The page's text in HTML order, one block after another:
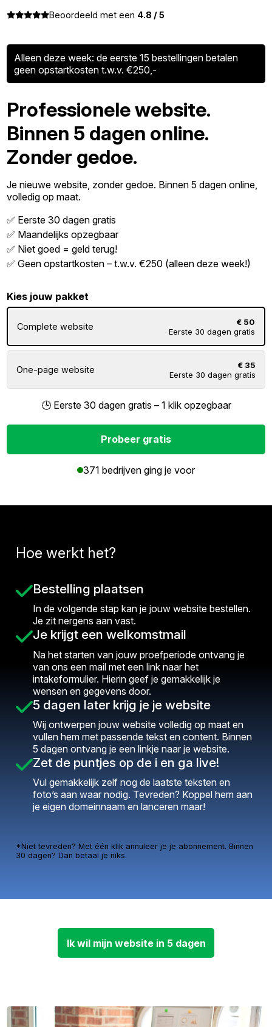
Beoordeeld met een 4.8 / 5
Alleen deze week: de eerste 15 bestellingen betalen
geen opstartkosten t.w.v. €250,-
Professionele website.
Binnen 5 dagen online.
Zonder gedoe.
Je nieuwe website, zonder gedoe. Binnen 5 dagen online,
volledig op maat.
✅ Eerste 30 dagen gratis
✅ Maandelijks opzegbaar
✅ Niet goed = geld terug!
✅ Geen opstartkosten – t.w.v. €250 (alleen deze week!)
Kies jouw pakket
Complete website
€ 50
Eerste 30 dagen gratis
One-page website
€ 35
Eerste 30 dagen gratis
🕒 Eerste 30 dagen gratis – 1 klik opzegbaar
Probeer gratis
371 bedrijven ging je voor
Hoe werkt het?
Bestelling plaatsen
In de volgende stap kan je jouw website bestellen.
Je zit nergens aan vast.
Je krijgt een welkomstmail
Na het starten van jouw proefperiode ontvang je
van ons een mail met een link naar het
intakeformulier. Hierin geef je gemakkelijk je
wensen en gegevens door.
5 dagen later krijg je je website
Wij ontwerpen jouw website volledig op maat en
vullen hem met passende tekst en content. Binnen
5 dagen ontvang je een linkje naar je website.
Zet de puntjes op de i en ga live!
Vul gemakkelijk zelf nog de laatste teksten en
foto’s aan waar nodig. Tevreden? Koppel hem aan
je eigen domeinnaam en lanceren maar!
*Niet tevreden? Met één klik annuleer je je abonnement. Binnen
30 dagen? Dan betaal je niks.
Ik wil mijn website in 5 dagen